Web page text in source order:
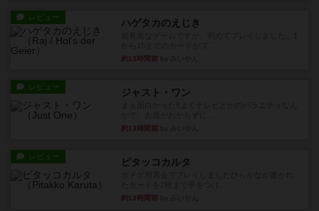
約13時間前 by みいやん
レビュー
まぁ面白かった‼️よくテレビとかのバラエティなん
約13時間前 by みいやん
レビュー
ボドゲ相席会でプレイしましたひらがなが書かれ
約13時間前 by みいやん
ルール/インスト